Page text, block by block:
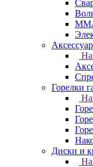
Горелки
Диски и